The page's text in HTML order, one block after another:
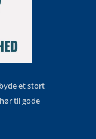
et stort
til gode